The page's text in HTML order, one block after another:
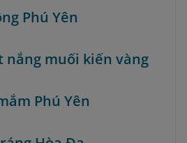
Phú Yên
nắng muối kiến vàng
Phú Yên